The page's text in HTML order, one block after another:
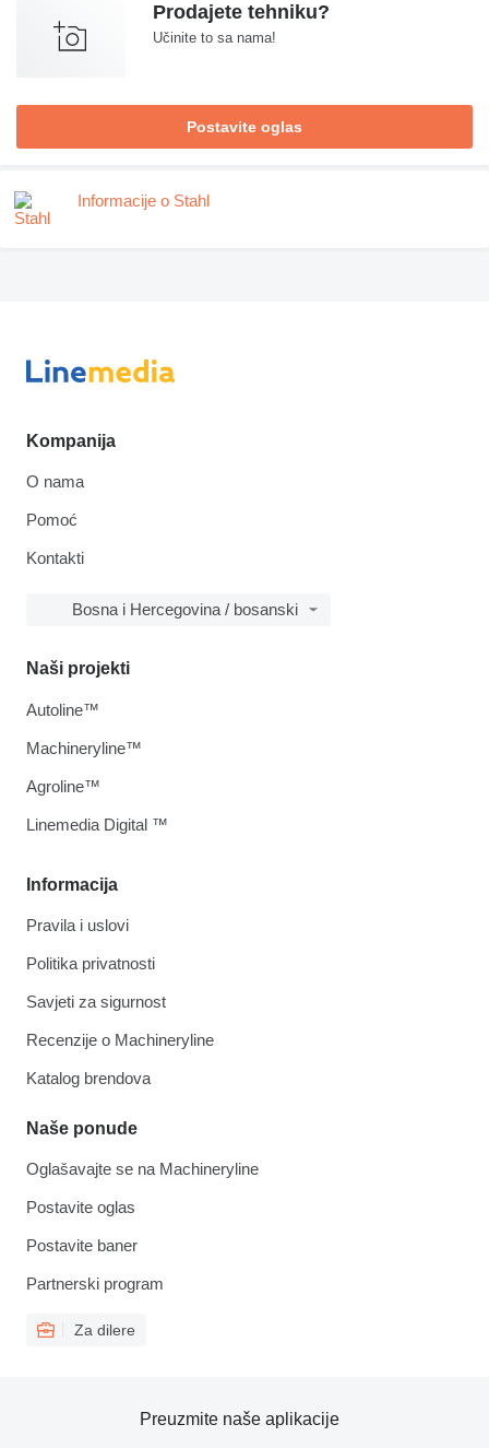
Prodajete tehniku?
Učinite to sa nama!
Postavite oglas
Informacije o Stahl
Kompanija
O nama
Pomoć
Kontakti
Bosna i Hercegovina / bosanski
Informacija
Pravila i uslovi
Politika privatnosti
Savjeti za sigurnost
Recenzije o Machineryline
Katalog brendova
Naše ponude
Oglašavajte se na Machineryline
Postavite oglas
Postavite baner
Partnerski program
Za dilere
Naši projekti
Autoline™
Machineryline™
Agroline™
Linemedia Digital ™
Preuzmite naše aplikacije